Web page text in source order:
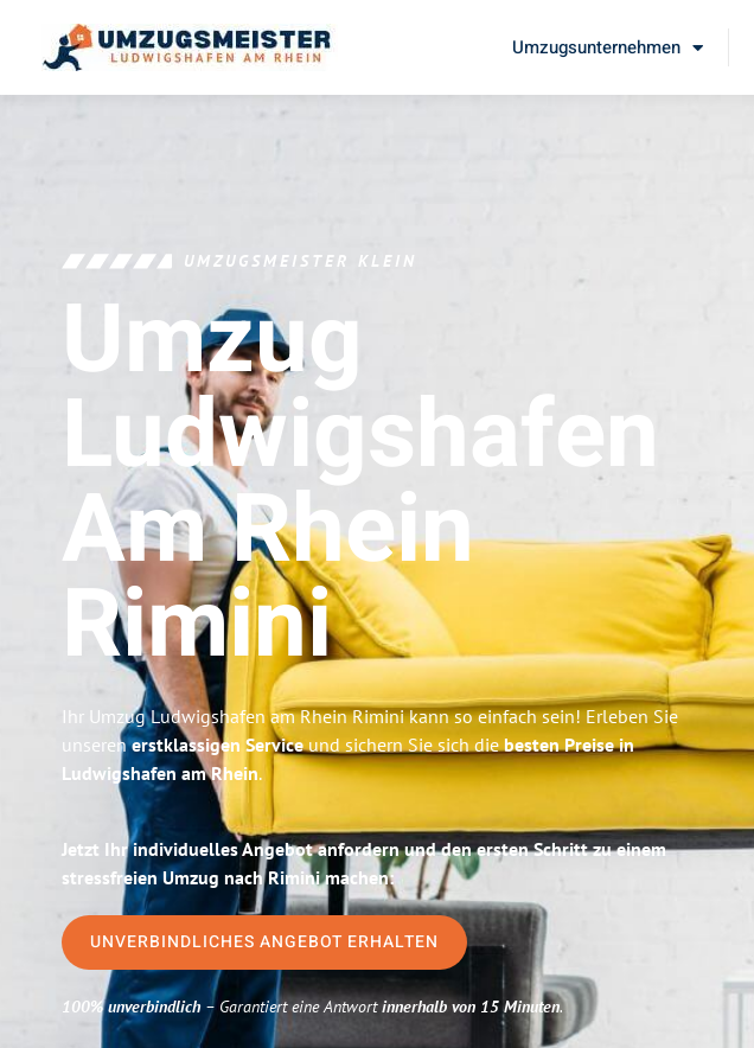
Umzugsunternehmen
UMZUGSMEISTER KLEIN
Umzug
Ludwigshafen
Am Rhein
Rimini
Ihr Umzug Ludwigshafen am Rhein Rimini kann so einfach sein! Erleben Sie
unserenerstklassigen Serviceund sichern Sie sich diebesten Preise in
Ludwigshafen am Rhein.
Jetzt Ihr individuelles Angebot anfordern und den ersten Schritt zu einem
stressfreien Umzug nach Rimini machen:
UNVERBINDLICHES ANGEBOT ERHALTEN
100% unverbindlich– Garantiert eine Antwortinnerhalb von 15 Minuten.